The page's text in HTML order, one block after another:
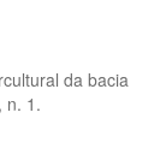
da bacia
n. 1.